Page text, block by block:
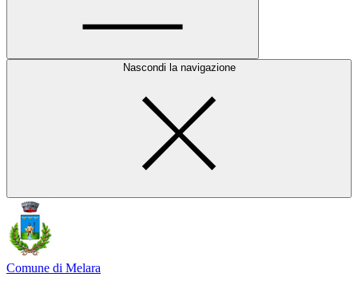
Nascondi la navigazione
Comune di Melara